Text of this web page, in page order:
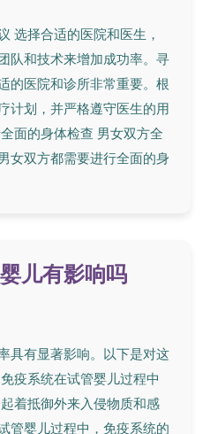
选择合适的医院和医生，
队和技术来增加成功率。寻
的医院和诊所非常重要。根
计划，并严格遵守医生的用
面的身体检查 男女双方全
女双方都需要进行全面的身
儿有影响吗
具有显著影响。以下是对这
疫系统在试管婴儿过程中
着抵御外来入侵物质和感
管婴儿过程中，免疫系统的